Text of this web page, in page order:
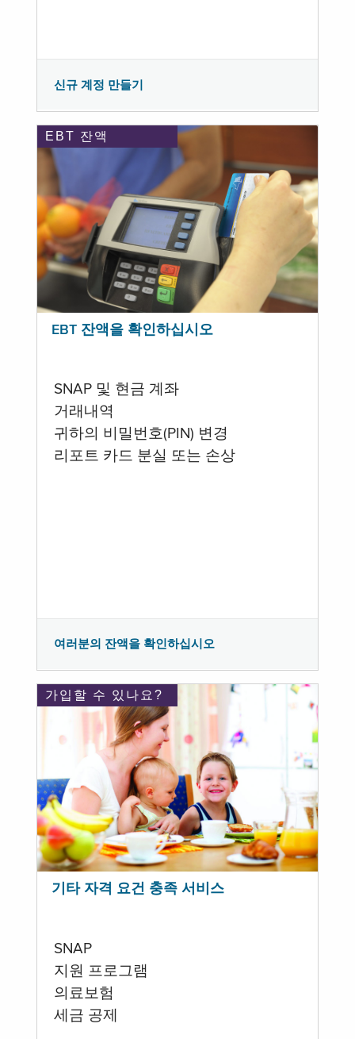
신규 계정 만들기
EBT 잔액
EBT 잔액을 확인하십시오
SNAP 및 현금 계좌
거래내역
귀하의 비밀번호(PIN) 변경
리포트 카드 분실 또는 손상
여러분의 잔액을 확인하십시오
가입할 수 있나요?
기타 자격 요건 충족 서비스
SNAP
지원 프로그램
의료보험
세금 공제